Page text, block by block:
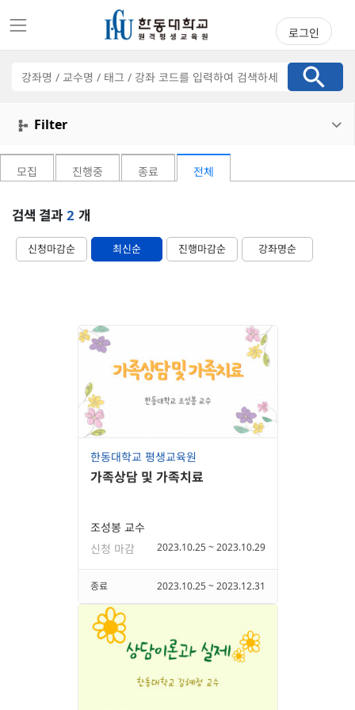
로그인
색
Filter 
모집 진행중 종료 전체
검색 결과 2 개
신청마감순 최신순 진행마감순 강좌명순
한동대학교 평생교육원
가족상담 및 가족치료
조성봉 교수
신청 마감
2023.10.25 ~ 2023.10.29
종료 2023.10.25 ~ 2023.12.31